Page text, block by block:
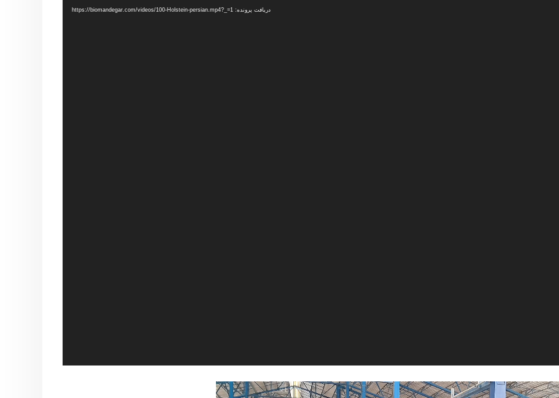
دریافت پرونده: https://biomandegar.com/videos/100-Holstein-persian.mp4?_=1
نمایشگر